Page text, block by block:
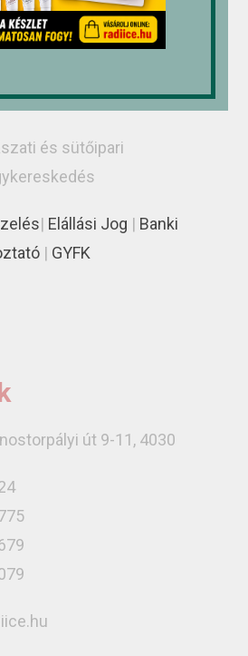
és sütőipari
| Elállási Jog | Banki
| GYFK
út 9-11, 4030